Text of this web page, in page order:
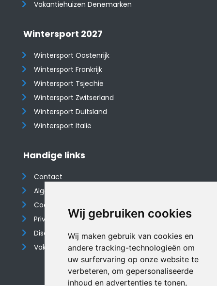
Wij gebruiken cookies
Wij maken gebruik van cookies en
andere tracking-technologieën om
uw surfervaring op onze website te
verbeteren, om gepersonaliseerde
inhoud en advertenties te tonen,
Vakantiehuizen Denemarken
Wintersport 2027
Wintersport Oostenrijk
Wintersport Frankrijk
Wintersport Tsjechië
Wintersport Zwitserland
Wintersport Duitsland
Wintersport Italië
Handige links
Contact
Algemene voorwaarden
Cookieverklaring
Privacyverklaring
Disclaimer
Vakantiehuis website